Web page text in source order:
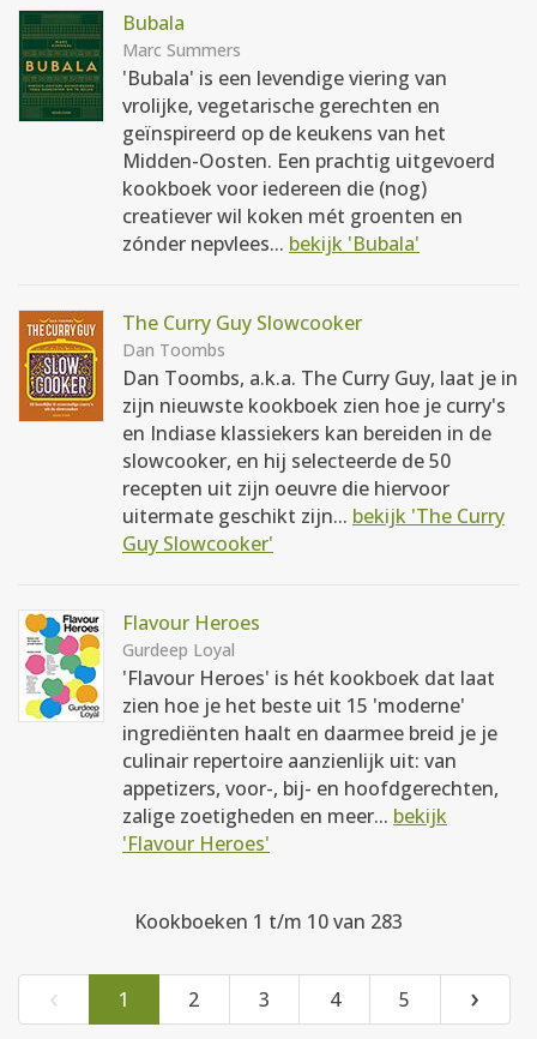
Bubala
Marc Summers
'Bubala' is een levendige viering van
vrolijke, vegetarische gerechten en
geïnspireerd op de keukens van het
Midden-Oosten. Een prachtig uitgevoerd
kookboek voor iedereen die (nog)
creatiever wil koken mét groenten en
zónder nepvlees... bekijk 'Bubala'
The Curry Guy Slowcooker
Dan Toombs
Dan Toombs, a.k.a. The Curry Guy, laat je in
zijn nieuwste kookboek zien hoe je curry's
en Indiase klassiekers kan bereiden in de
slowcooker, en hij selecteerde de 50
recepten uit zijn oeuvre die hiervoor
uitermate geschikt zijn... bekijk 'The Curry
Guy Slowcooker'
Flavour Heroes
Gurdeep Loyal
'Flavour Heroes' is hét kookboek dat laat
zien hoe je het beste uit 15 'moderne'
ingrediënten haalt en daarmee breid je je
culinair repertoire aanzienlijk uit: van
appetizers, voor-, bij- en hoofdgerechten,
zalige zoetigheden en meer... bekijk
'Flavour Heroes'
Kookboeken 1 t/m 10 van 283
‹ 1 2 3 4 5 ›